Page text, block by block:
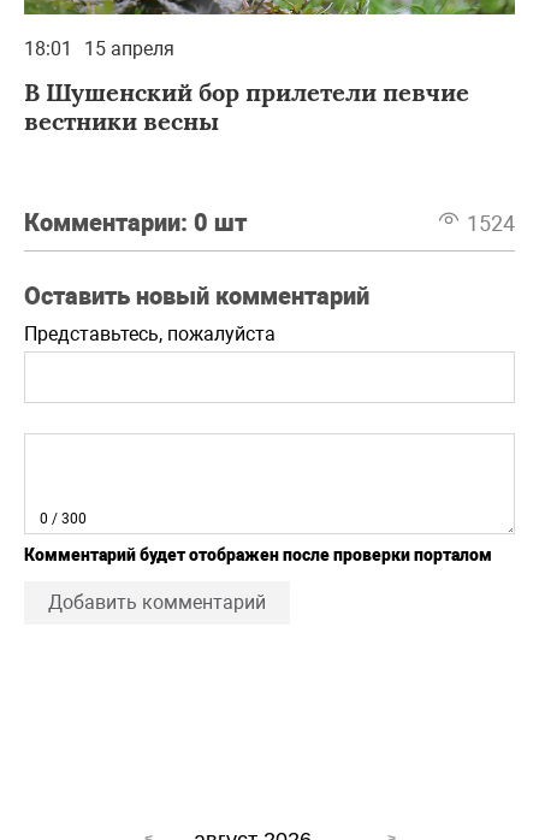
18:01 15 апреля
В Шушенский бор прилетели певчие
вестники весны
Комментарии: 0 шт 1524
Оставить новый комментарий
Представьтесь, пожалуйста
0 / 300
Комментарий будет отображен после проверки порталом
Добавить комментарий